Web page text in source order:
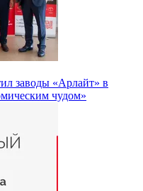
заводы «Арлайт» в
чудом»